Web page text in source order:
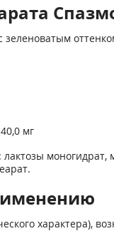
зеленоватым
мг
характера),